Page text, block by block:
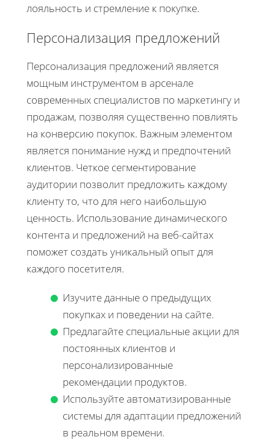
лояльность и стремление к покупке.
Персонализация предложений
Персонализация предложений является
мощным инструментом в арсенале
современных специалистов по маркетингу и
продажам, позволяя существенно повлиять
на конверсию покупок. Важным элементом
является понимание нужд и предпочтений
клиентов. Четкое сегментирование
аудитории позволит предложить каждому
клиенту то, что для него наибольшую
ценность. Использование динамического
контента и предложений на веб-сайтах
поможет создать уникальный опыт для
каждого посетителя.
Изучите данные о предыдущих
покупках и поведении на сайте.
Предлагайте специальные акции для
постоянных клиентов и
персонализированные
рекомендации продуктов.
Используйте автоматизированные
системы для адаптации предложений
в реальном времени.